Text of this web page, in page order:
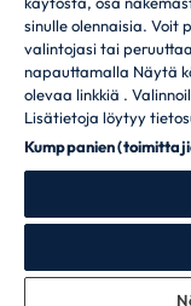
Fumagalli snc –
20/A-22 – 20871
+39 039 2086 1 –
Yhtiöpääoma 35
Italian verokoodi
Lodi
MB-1033934 –
S.p.A:n
sinulle olennaisia. Voit
valintojasi tai
napauttamalla Näytä
olevaa linkkiä .
Lisätietoja löytyy
Kumppanien